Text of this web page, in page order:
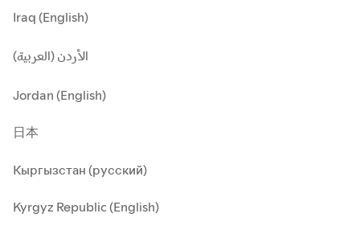
Iraq (English)
الأردن (العربية)
Jordan (English)
日本
Кыргызстан (русский)
Kyrgyz Republic (English)